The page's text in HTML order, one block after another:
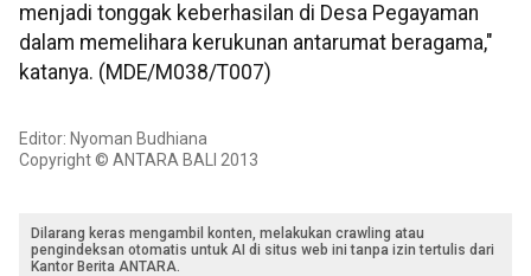
menjadi tonggak keberhasilan di Desa Pegayaman
dalam memelihara kerukunan antarumat beragama,"
katanya. (MDE/M038/T007)
Editor: Nyoman Budhiana
Copyright © ANTARA BALI 2013
Dilarang keras mengambil konten, melakukan crawling atau
pengindeksan otomatis untuk AI di situs web ini tanpa izin tertulis dari
Kantor Berita ANTARA.